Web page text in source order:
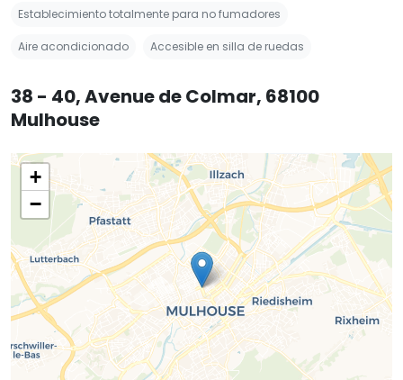
Establecimiento totalmente para no fumadores
Aire acondicionado Accesible en silla de ruedas
38 - 40, Avenue de Colmar, 68100
Mulhouse
+
−